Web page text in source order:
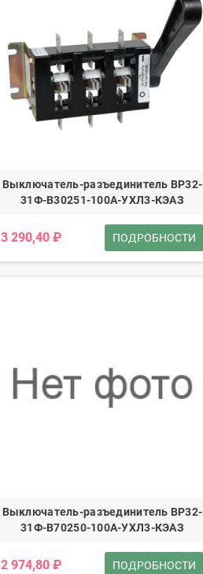
Выключатель-разъединитель ВР32-
31Ф-В30251-100А-УХЛ3-КЭАЗ
3 290,40 ₽ ПОДРОБНОСТИ
Выключатель-разъединитель ВР32-
31Ф-В70250-100А-УХЛ3-КЭАЗ
2 974,80 ₽ ПОДРОБНОСТИ